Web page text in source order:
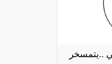
..يتمسخر